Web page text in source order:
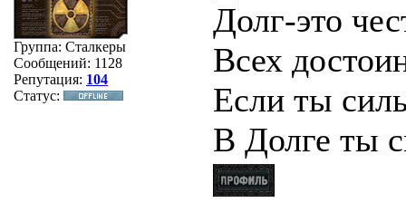
Группа: Сталкеры
Сообщений: 1128
Репутация: 104
Статус:
Долг-это
Всех
Если ты
В Долге ты